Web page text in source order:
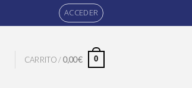
ACCEDER
CARRITO /0,00€ 0